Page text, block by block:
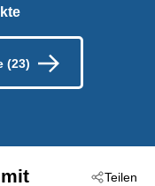
(23)
Teilen